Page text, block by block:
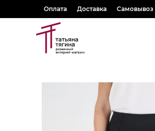
Оплата Доставка Самовывоз